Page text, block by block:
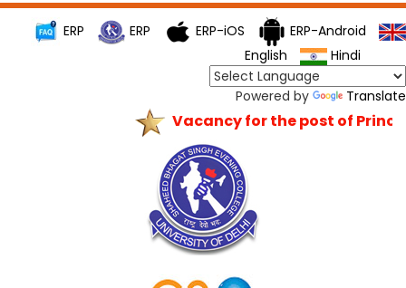
ERP ERP ERP-iOS
ERP-Android
English
Hindi
Powered by Translate
Vacancy for the post of